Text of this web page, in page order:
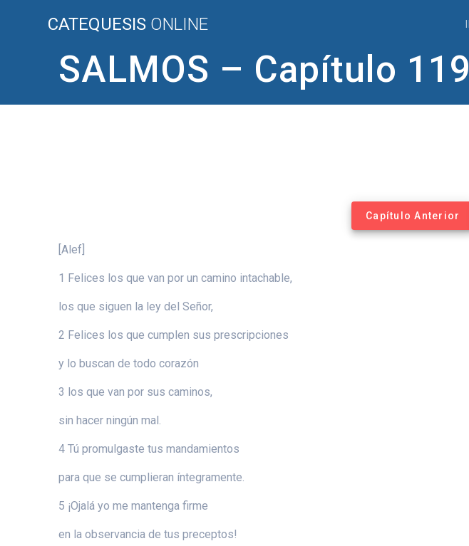
CATEQUESIS ONLINE
SALMOS – Capítulo 119
Capítulo Anterior
[Alef]
1 Felices los que van por un camino intachable,
los que siguen la ley del Señor,
2 Felices los que cumplen sus prescripciones
y lo buscan de todo corazón
3 los que van por sus caminos,
sin hacer ningún mal.
4 Tú promulgaste tus mandamientos
para que se cumplieran íntegramente.
5 ¡Ojalá yo me mantenga firme
en la observancia de tus preceptos!